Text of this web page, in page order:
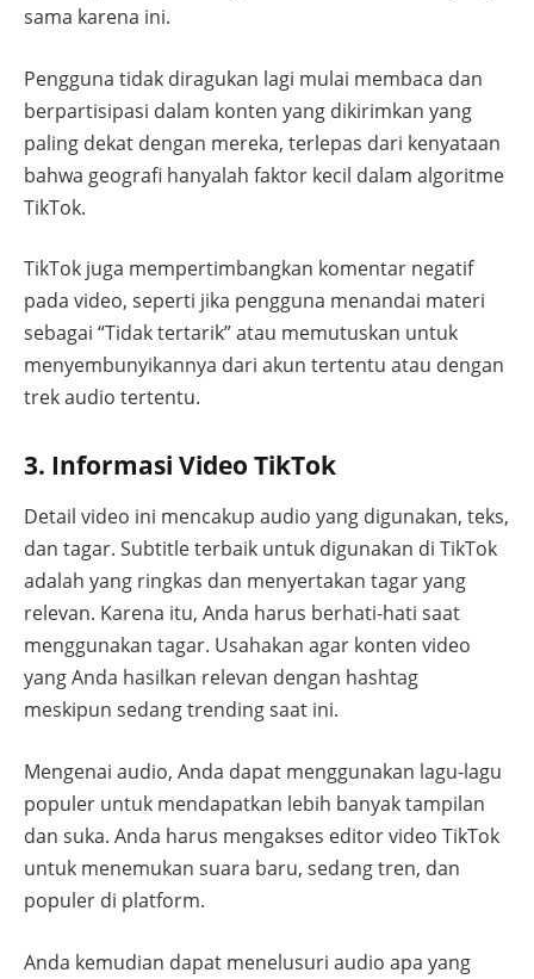
sama karena ini.
Pengguna tidak diragukan lagi mulai membaca dan
berpartisipasi dalam konten yang dikirimkan yang
paling dekat dengan mereka, terlepas dari kenyataan
bahwa geografi hanyalah faktor kecil dalam algoritme
TikTok.
TikTok juga mempertimbangkan komentar negatif
pada video, seperti jika pengguna menandai materi
sebagai “Tidak tertarik” atau memutuskan untuk
menyembunyikannya dari akun tertentu atau dengan
trek audio tertentu.
3. Informasi Video TikTok
Detail video ini mencakup audio yang digunakan, teks,
dan tagar. Subtitle terbaik untuk digunakan di TikTok
adalah yang ringkas dan menyertakan tagar yang
relevan. Karena itu, Anda harus berhati-hati saat
menggunakan tagar. Usahakan agar konten video
yang Anda hasilkan relevan dengan hashtag
meskipun sedang trending saat ini.
Mengenai audio, Anda dapat menggunakan lagu-lagu
populer untuk mendapatkan lebih banyak tampilan
dan suka. Anda harus mengakses editor video TikTok
untuk menemukan suara baru, sedang tren, dan
populer di platform.
Anda kemudian dapat menelusuri audio apa yang